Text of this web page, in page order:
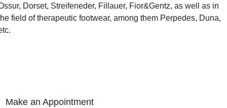
Dorset, Streifeneder, Fillauer, Fior&Gentz, as well as in
field of therapeutic footwear, among them Perpedes, Duna,
Make an Appointment